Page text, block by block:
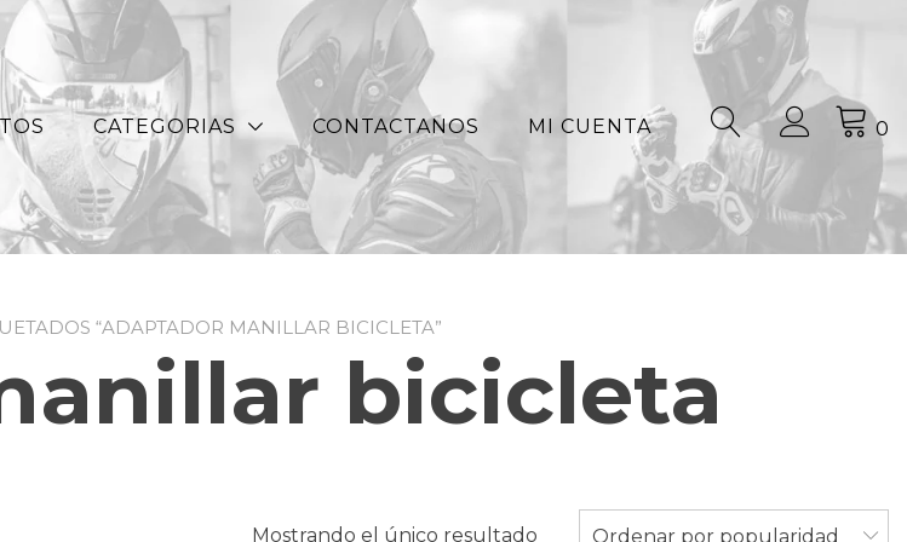
CATEGORIAS CONTACTANOS MI CUENTA 0
“ADAPTADOR MANILLAR BICICLETA”
bicicleta
Mostrando el único resultado Ordenar por popularidad